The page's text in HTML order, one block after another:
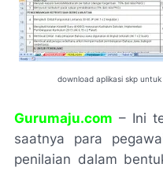
download aplikasi skp
Gurumaju.com – Ini
saatnya para
penilaian dalam